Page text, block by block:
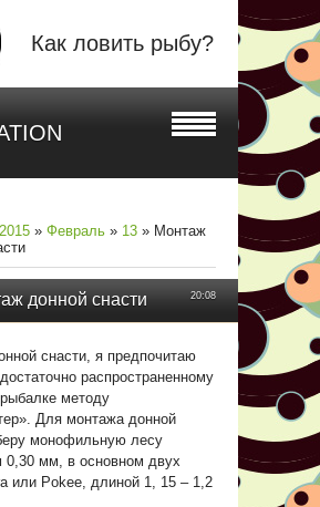
Как ловить рыбу?
2015 » Февраль » 13 » Монтаж
20:08
донной снасти
снасти, я предпочитаю
распространенному
методу
Для монтажа донной
монофильную лесу
0,30 мм, в основном двух
или Pokee, длиной 1, 15 – 1,2